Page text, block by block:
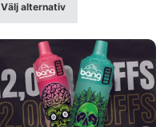
Välj alternativ